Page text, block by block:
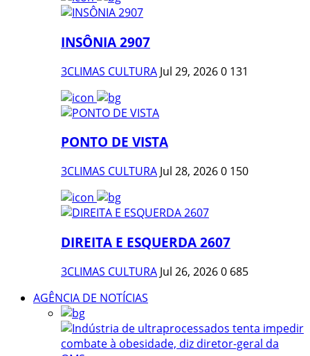
INSÔNIA 2907
3CLIMAS CULTURA Jul 29, 20260 131
PONTO DE VISTA
3CLIMAS CULTURA Jul 28, 20260 150
DIREITA E ESQUERDA 2607
3CLIMAS CULTURA Jul 26, 20260 685
AGÊNCIA DE NOTÍCIAS